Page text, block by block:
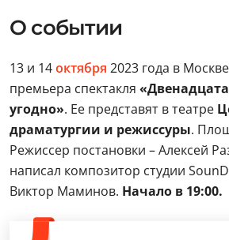
О событии
13 и 14октября 2023 года в
премьера спектакля
угодно». Ее представят в театре
драматургии и режиссуры.
Режиссер постановки – Алексей
написал композитор студии
Виктор Маминов. Начало в 19:00.